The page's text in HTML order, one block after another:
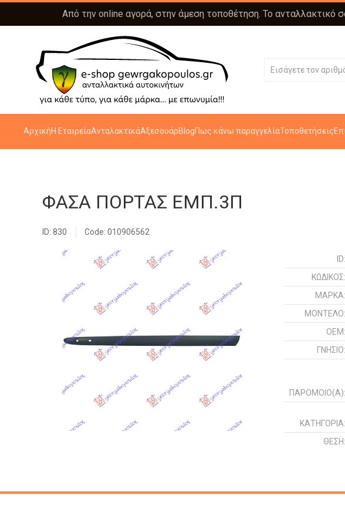
Από την online αγορά, στην άμεση τοποθέτηση. Το ανταλλακτικό
ΑρχικήΗ ΕταιρείαΑνταλακτικάΑξεσουάρBlogΠως κάνω παραγγελίαΤοποθετήσεις
ΦΑΣΑ ΠΟΡΤΑΣ ΕΜΠ.3Π
ID: 830 Code: 010906562
ID:
ΚΩΔΙΚΌΣ:
ΜΑΡΚΑ:
ΜΟΝΤΕΛΟ:
OEM:
ΓΝΉΣΙΟ:
ΠΑΡΌΜΟΙΟ(Α):
ΚΑΤΗΓΟΡΊΑ:
ΘΈΣΗ: